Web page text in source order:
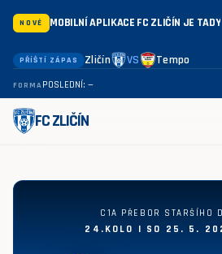
NOVÉ MOBILNÍ APLIKACE FC ZLIČÍN JE TADY
PŘÍŠTÍ ZÁPAS Zličín VS Tempo
FORMAPOSLEDNÍ: —
FC ZLIČÍN
SK Union Vršovice - Střešovice
C1A PŘEBOR STARŠÍHO
24.KOLO | SO 25. 5.